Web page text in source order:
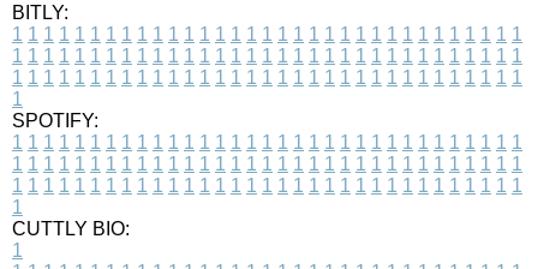
BITLY:
1 1 1 1 1 1 1 1 1 1 1 1 1 1 1 1 1 1 1 1 1 1 1 1 1 1 1 1 1 1 1 1 1
1 1 1 1 1 1 1 1 1 1 1 1 1 1 1 1 1 1 1 1 1 1 1 1 1 1 1 1 1 1 1 1 1
1 1 1 1 1 1 1 1 1 1 1 1 1 1 1 1 1 1 1 1 1 1 1 1 1 1 1 1 1 1 1 1 1
1
SPOTIFY:
1 1 1 1 1 1 1 1 1 1 1 1 1 1 1 1 1 1 1 1 1 1 1 1 1 1 1 1 1 1 1 1 1
1 1 1 1 1 1 1 1 1 1 1 1 1 1 1 1 1 1 1 1 1 1 1 1 1 1 1 1 1 1 1 1 1
1 1 1 1 1 1 1 1 1 1 1 1 1 1 1 1 1 1 1 1 1 1 1 1 1 1 1 1 1 1 1 1 1
1
CUTTLY BIO:
1